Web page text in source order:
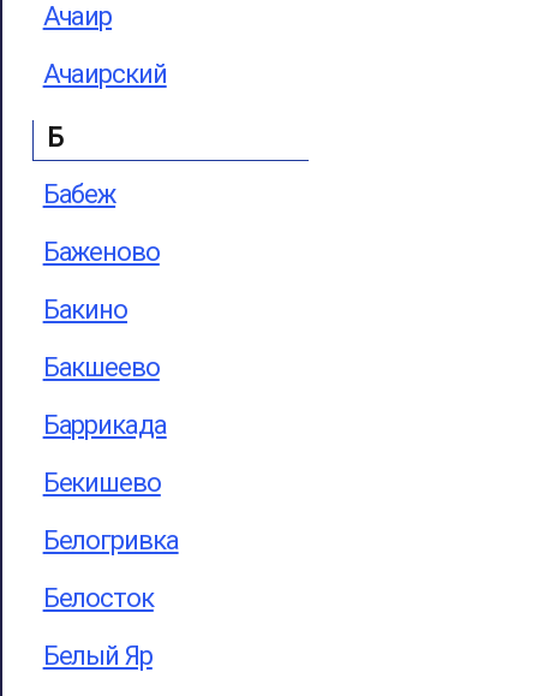
Ачаир
Ачаирский
Б
Бабеж
Баженово
Бакино
Бакшеево
Баррикада
Бекишево
Белогривка
Белосток
Белый Яр